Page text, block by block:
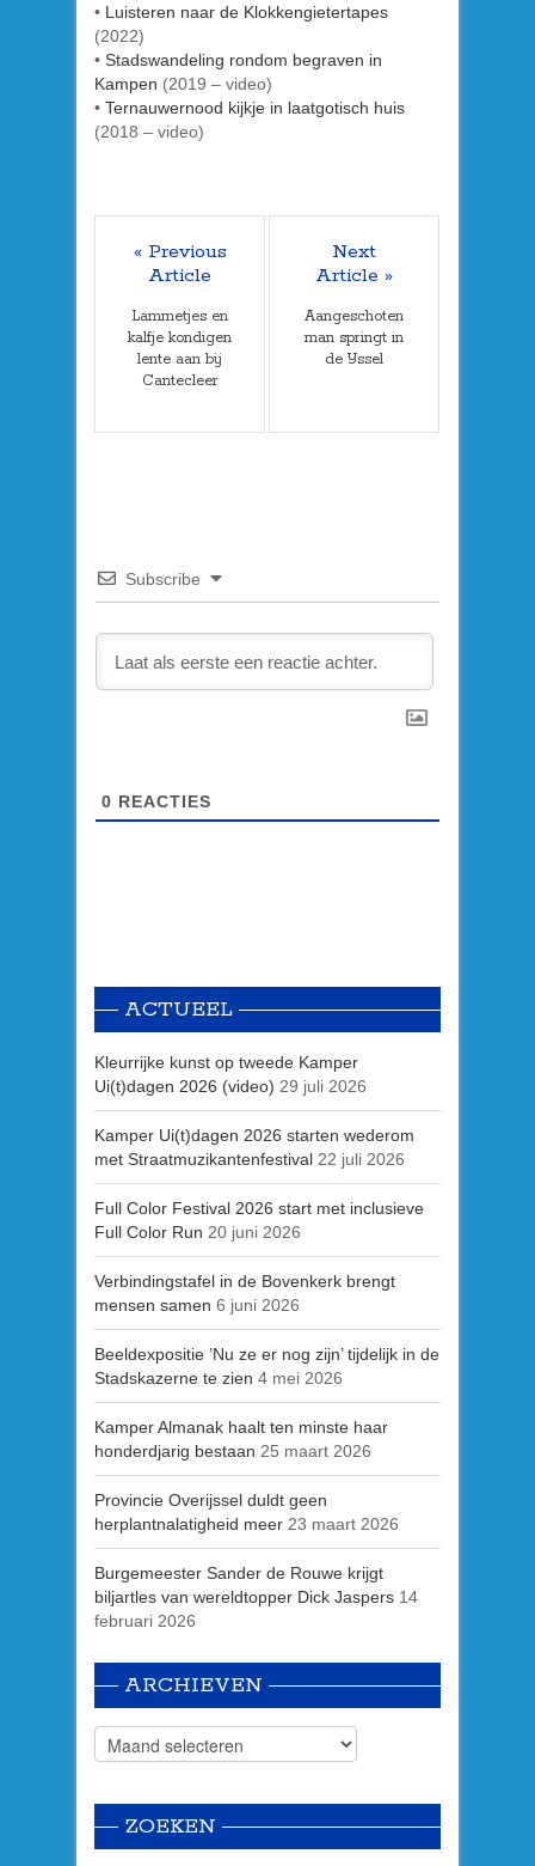
• Luisteren naar de Klokkengietertapes
(2022)
• Stadswandeling rondom begraven in
Kampen (2019 – video)
• Ternauwernood kijkje in laatgotisch huis
(2018 – video)
« Previous
Article
Lammetjes en
kalfje kondigen
lente aan bij
Cantecleer
Next
Article »
Aangeschoten
man springt in
de IJssel
Subscribe
0 REACTIES
ACTUEEL
Kleurrijke kunst op tweede Kamper
Ui(t)dagen 2026 (video) 29 juli 2026
Kamper Ui(t)dagen 2026 starten wederom
met Straatmuzikantenfestival 22 juli 2026
Full Color Festival 2026 start met inclusieve
Full Color Run 20 juni 2026
Verbindingstafel in de Bovenkerk brengt
mensen samen 6 juni 2026
Beeldexpositie ’Nu ze er nog zijn’ tijdelijk in de
Stadskazerne te zien 4 mei 2026
Kamper Almanak haalt ten minste haar
honderdjarig bestaan 25 maart 2026
Provincie Overijssel duldt geen
herplantnalatigheid meer 23 maart 2026
Burgemeester Sander de Rouwe krijgt
biljartles van wereldtopper Dick Jaspers 14
februari 2026
ARCHIEVEN
ZOEKEN